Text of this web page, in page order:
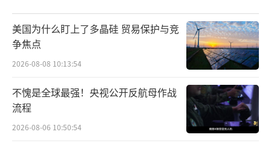
美国为什么盯上了多晶硅 贸易保护与竞
争焦点
2026-08-08 10:13:54
不愧是全球最强！央视公开反航母作战
流程
2026-08-06 10:50:54